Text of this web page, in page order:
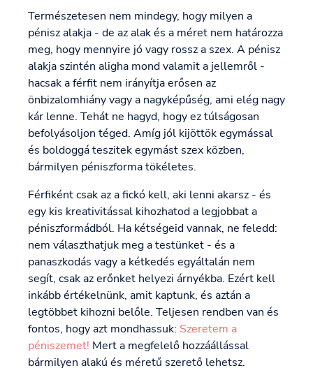
Természetesen nem mindegy, hogy milyen a
pénisz alakja - de az alak és a méret nem határozza
meg, hogy mennyire jó vagy rossz a szex. A pénisz
alakja szintén aligha mond valamit a jellemről -
hacsak a férfit nem irányítja erősen az
önbizalomhiány vagy a nagyképűség, ami elég nagy
kár lenne. Tehát ne hagyd, hogy ez túlságosan
befolyásoljon téged. Amíg jól kijöttök egymással
és boldoggá teszitek egymást szex közben,
bármilyen péniszforma tökéletes.
Férfiként csak az a fickó kell, aki lenni akarsz - és
egy kis kreativitással kihozhatod a legjobbat a
péniszformádból. Ha kétségeid vannak, ne feledd:
nem választhatjuk meg a testünket - és a
panaszkodás vagy a kétkedés egyáltalán nem
segít, csak az erőnket helyezi árnyékba. Ezért kell
inkább értékelnünk, amit kaptunk, és aztán a
legtöbbet kihozni belőle. Teljesen rendben van és
fontos, hogy azt mondhassuk: Szeretem a
péniszemet! Mert a megfelelő hozzáállással
bármilyen alakú és méretű szerető lehetsz.